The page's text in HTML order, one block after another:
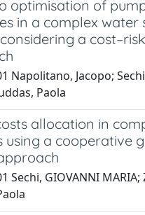
optimisation of
in a complex water
a
Napolitano, Jacopo;
Paola
allocation in
using a cooperative
Sechi, GIOVANNI MARIA;